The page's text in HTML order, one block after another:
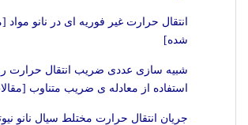
انتقال حرارت غیر فوریه ای در نانو مواد
شده]
شبیه سازی عددی ضریب انتقال حرارت
استفاده از معادله ی ضریب متناوب
جریان انتقال حرارت مختلط سیال نانو